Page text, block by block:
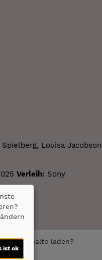
Louisa
Verleih: Sony
Inhalte laden?
ist ok